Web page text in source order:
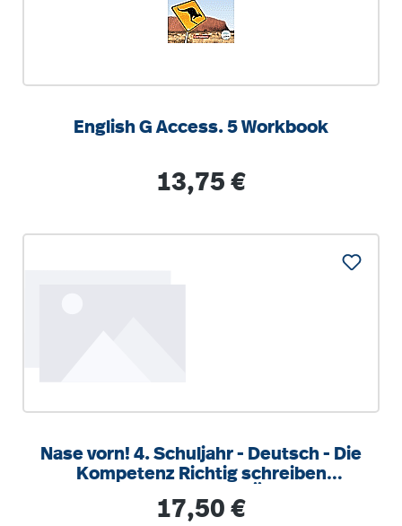
English G Access. 5 Workbook
Regulärer Preis:
13,75 €
Nase vorn! 4. Schuljahr - Deutsch - Die
Kompetenz Richtig schreiben
Regulärer Preis:
17,50 €